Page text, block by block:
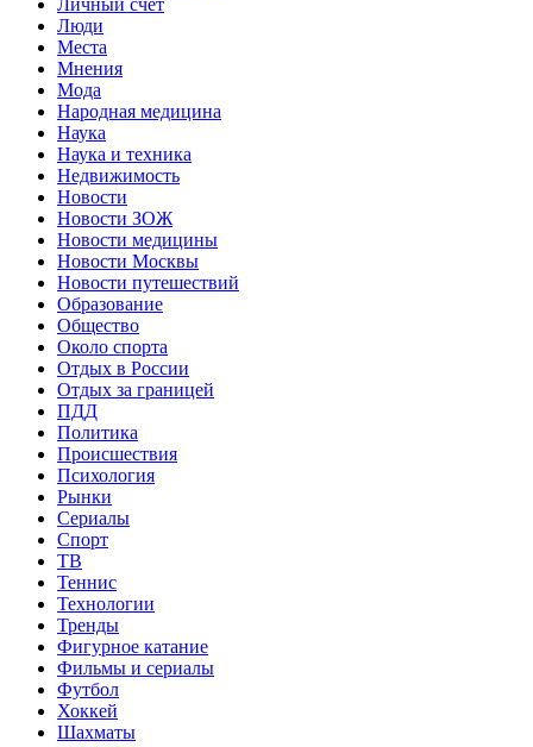
Люди
Места
Мнения
Мода
Народная медицина
Наука
Наука и техника
Недвижимость
Новости
Новости ЗОЖ
Новости медицины
Новости Москвы
Новости путешествий
Образование
Общество
Около спорта
Отдых в России
Отдых за границей
ПДД
Политика
Происшествия
Психология
Рынки
Сериалы
Спорт
ТВ
Теннис
Технологии
Тренды
Фигурное катание
Фильмы и сериалы
Футбол
Хоккей
Шахматы